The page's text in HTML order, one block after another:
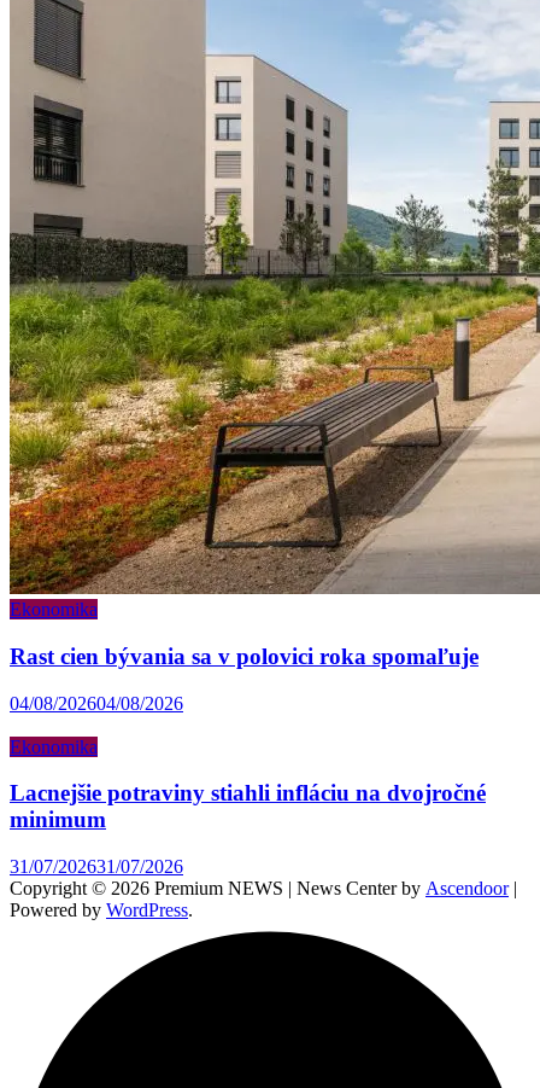
Ekonomika
Rast cien bývania sa v polovici roka spomaľuje
04/08/202604/08/2026
Ekonomika
Lacnejšie potraviny stiahli infláciu na dvojročné
minimum
31/07/202631/07/2026
Copyright © 2026 Premium NEWS | News Center by Ascendoor|
Powered by WordPress.